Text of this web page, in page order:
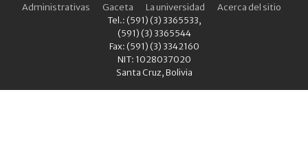
Administrativas
Gaceta La universidad
Acerca del sitio
Tel.: (591) (3) 3365533,
(591) (3) 3365544
Fax: (591) (3) 3342160
NIT: 1028037020
Santa Cruz, Bolivia